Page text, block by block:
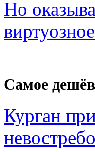
Но
Самое
Курган